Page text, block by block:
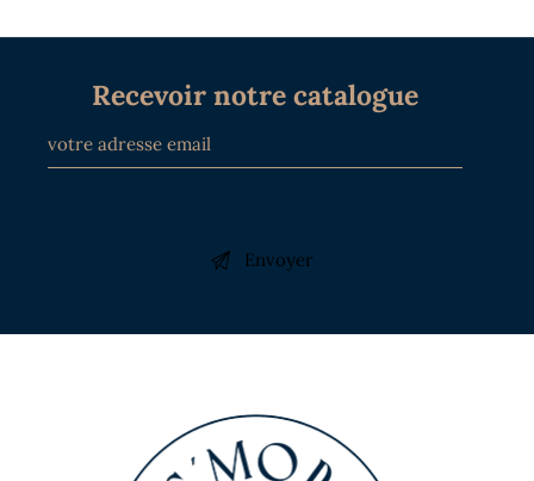
Recevoir notre catalogue